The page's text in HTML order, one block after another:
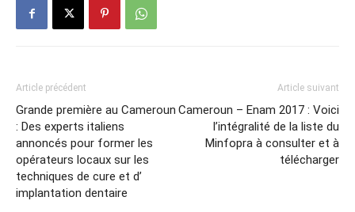
Article précédent
Grande première au Cameroun
: Des experts italiens
annoncés pour former les
opérateurs locaux sur les
techniques de cure et d’
implantation dentaire
Article suivant
Cameroun – Enam 2017 : Voici
l’intégralité de la liste du
Minfopra à consulter et à
télécharger